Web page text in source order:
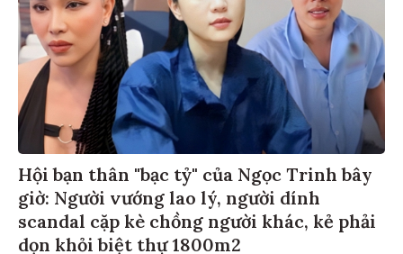
Hội bạn thân "bạc tỷ" của Ngọc Trinh bây
giờ: Người vướng lao lý, người dính
scandal cặp kè chồng người khác, kẻ phải
dọn khỏi biệt thự 1800m2